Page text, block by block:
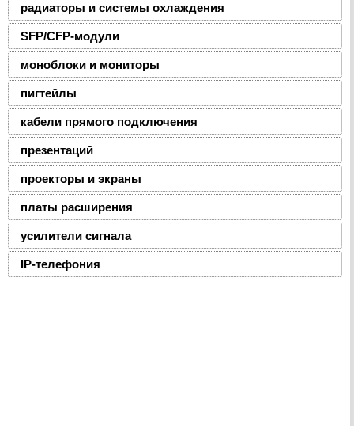
радиаторы и системы охлаждения
SFP/CFP-модули
моноблоки и мониторы
пигтейлы
кабели прямого подключения
презентаций
проекторы и экраны
платы расширения
усилители сигнала
IP-телефония